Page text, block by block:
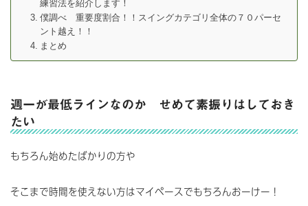
練習法を紹介します！
僕調べ 重要度割合！！スイングカテゴリ全体の７０パーセ
ント越え！！
まとめ
週一が最低ラインなのか せめて素振りはしておき
たい
もちろん始めたばかりの方や
そこまで時間を使えない方はマイペースでもちろんおーけー！